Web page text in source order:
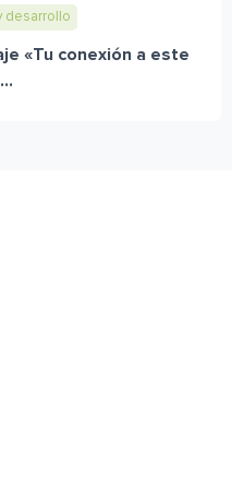
desarrollo
«Tu conexión a este